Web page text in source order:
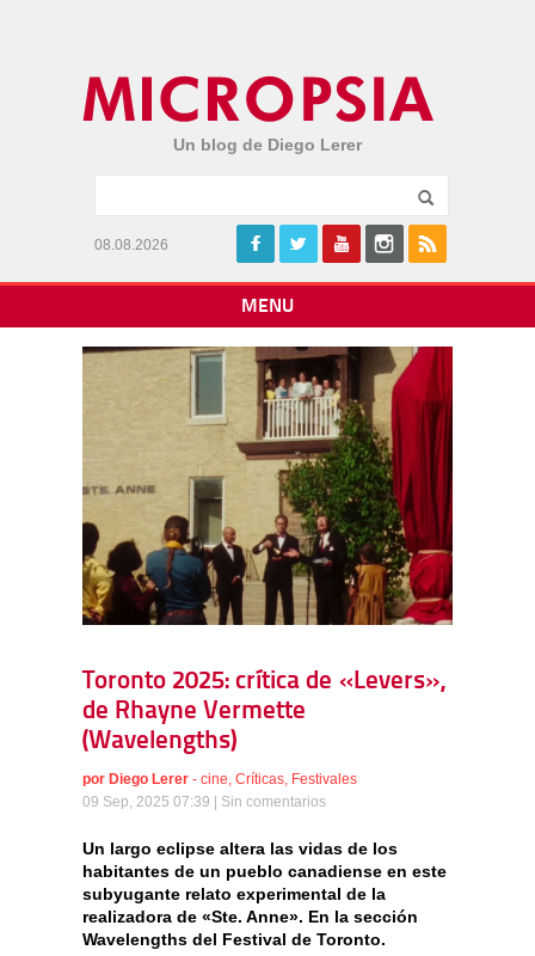
Un blog de Diego Lerer
08.08.2026
MENU
Toronto 2025: crítica de «Levers»,
de Rhayne Vermette
(Wavelengths)
por Diego Lerer - cine, Críticas, Festivales
09 Sep, 2025 07:39 | Sin comentarios
Un largo eclipse altera las vidas de los
habitantes de un pueblo canadiense en este
subyugante relato experimental de la
realizadora de «Ste. Anne». En la sección
Wavelengths del Festival de Toronto.